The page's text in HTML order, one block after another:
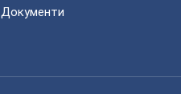
Документи